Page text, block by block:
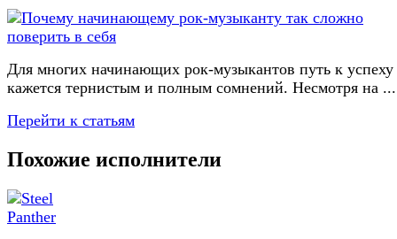
Для многих начинающих рок-музыкантов путь к успеху
кажется тернистым и полным сомнений. Несмотря на ...
Перейти к статьям
Похожие исполнители